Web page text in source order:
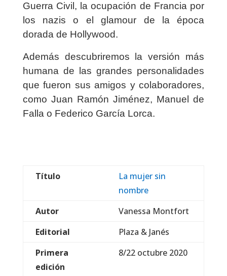
Guerra Civil, la ocupación de Francia por
los nazis o el glamour de la época
dorada de Hollywood.
Además descubriremos la versión más
humana de las grandes personalidades
que fueron sus amigos y colaboradores,
como Juan Ramón Jiménez, Manuel de
Falla o Federico García Lorca.
Título
La mujer sin
nombre
Autor
Vanessa Montfort
Editorial
Plaza & Janés
Primera
edición
8/22 octubre 2020